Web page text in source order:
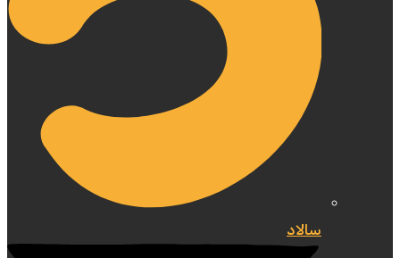
سالاد